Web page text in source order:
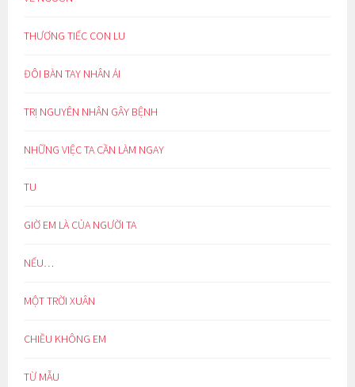
THƯƠNG TIẾC CON LU
ĐÔI BÀN TAY NHÂN ÁI
TRỊ NGUYÊN NHÂN GÂY BỆNH
NHỮNG VIỆC TA CẦN LÀM NGAY
TU
GIỜ EM LÀ CỦA NGƯỜI TA
NẾU…
MỘT TRỜI XUÂN
CHIỀU KHÔNG EM
TỪ MẪU